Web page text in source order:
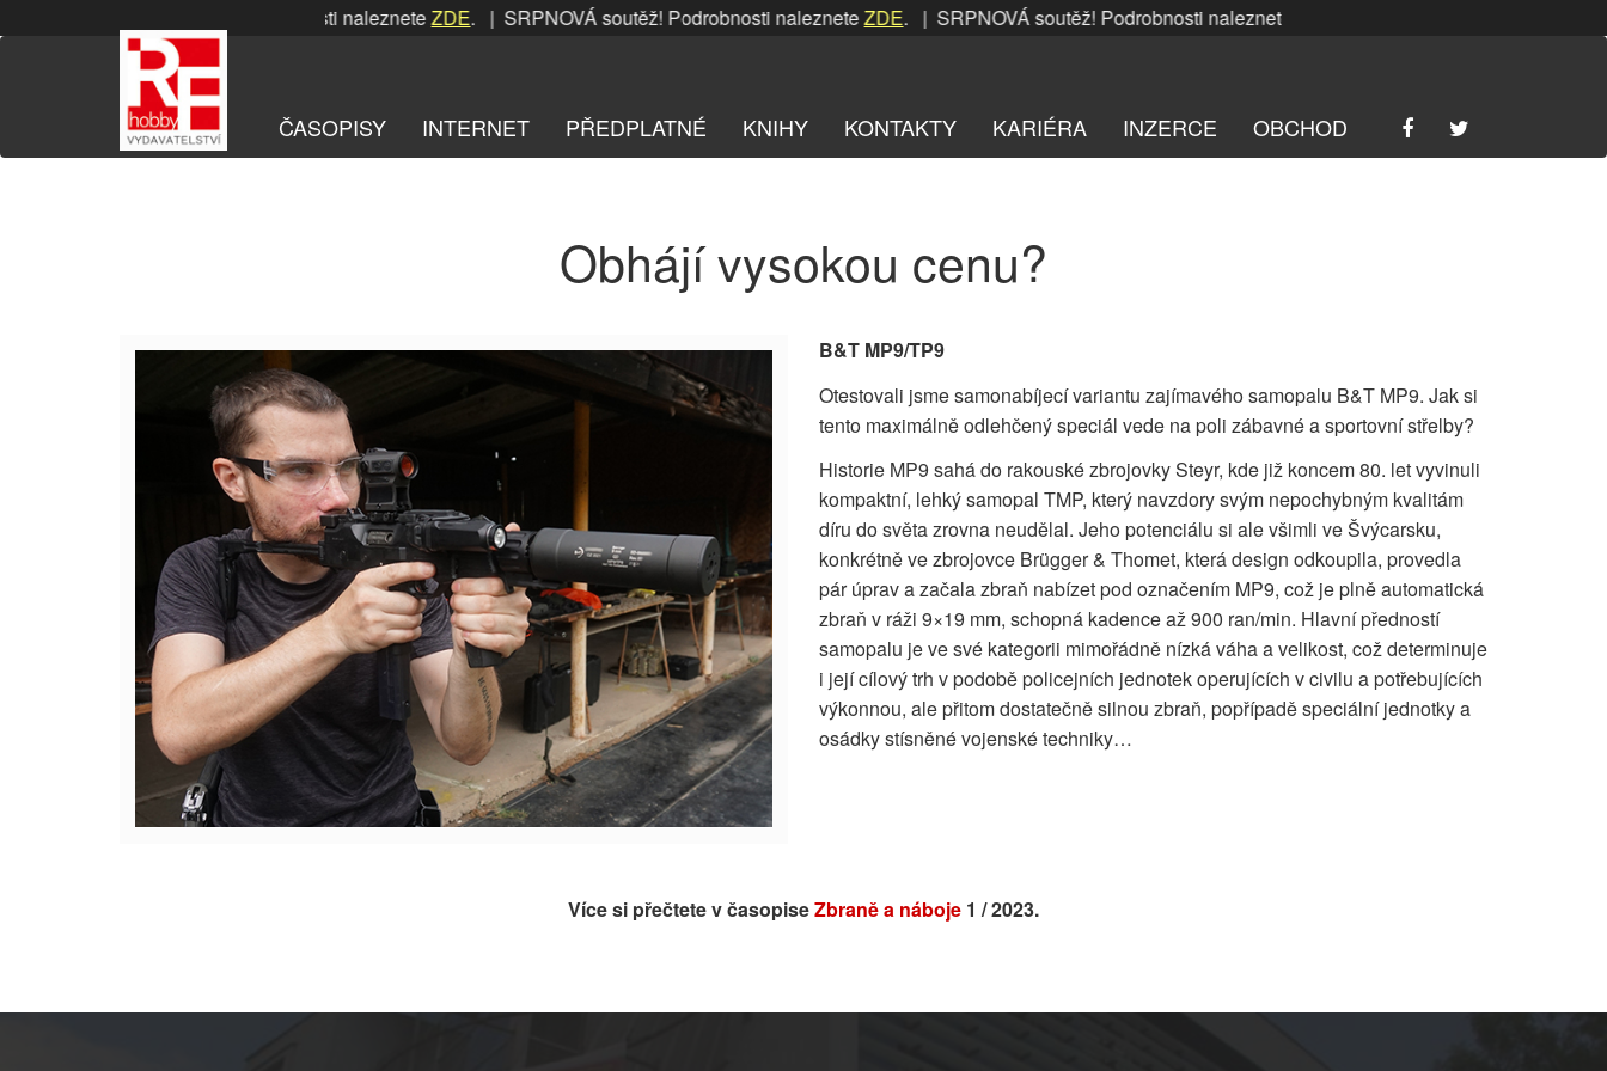
na
SRPNOVÁ soutěž! Podrobnosti nalezneteZDE. | SRPNOVÁ soutěž! Podrobnosti nalezneteZDE. | SRPNOVÁ soutěž! Podrobnosti nalezneteZDE
ČASOPISY INTERNET PŘEDPLATNÉ KNIHY KONTAKTY KARIÉRA INZERCE OBCHOD
Obhájí vysokou cenu?
B&T MP9/TP9
Otestovali jsme samonabíjecí variantu zajímavého samopalu B&T MP9. Jak si
tento maximálně odlehčený speciál vede na poli zábavné a sportovní střelby?
Historie MP9 sahá do rakouské zbrojovky Steyr, kde již koncem 80. let vyvinuli
kompaktní, lehký samopal TMP, který navzdory svým nepochybným kvalitám
díru do světa zrovna neudělal. Jeho potenciálu si ale všimli ve Švýcarsku,
konkrétně ve zbrojovce Brügger & Thomet, která design odkoupila, provedla
pár úprav a začala zbraň nabízet pod označením MP9, což je plně automatická
zbraň v ráži 9×19 mm, schopná kadence až 900 ran/min. Hlavní předností
samopalu je ve své kategorii mimořádně nízká váha a velikost, což determinuje
i její cílový trh v podobě policejních jednotek operujících v civilu a potřebujících
výkonnou, ale přitom dostatečně silnou zbraň, popřípadě speciální jednotky a
osádky stísněné vojenské techniky…
Více si přečtete v časopiseZbraně a náboje 1 / 2023.